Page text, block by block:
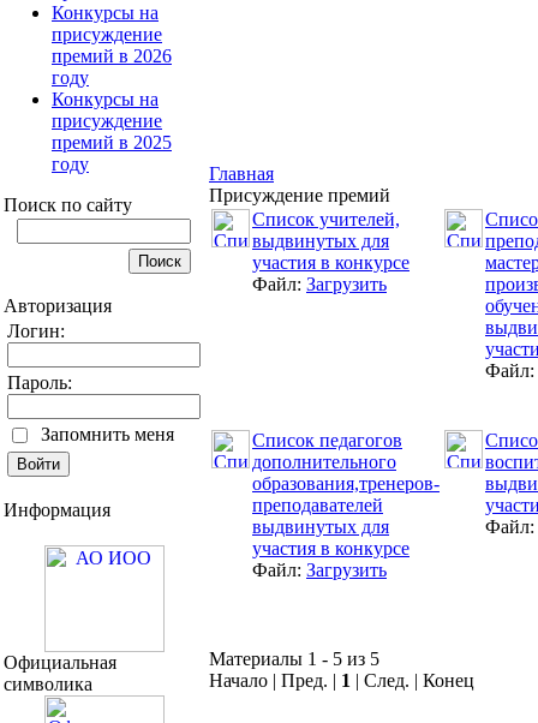
Конкурсы на
присуждение
премий в 2026
году
Конкурсы на
присуждение
премий в 2025
году
Поиск по сайту
Авторизация
Логин:
Пароль:
Запомнить меня
Информация
Официальная
символика
Главная
Присуждение премий
Список учителей,
выдвинутых для
участия в конкурсе
Файл: Загрузить
Файл:
Список педагогов
дополнительного
образования,тренеров-
преподавателей
выдвинутых для
участия в конкурсе
Файл: Загрузить
Файл:
Материалы 1 - 5 из 5
Начало | Пред. | 1 | След. | Конец